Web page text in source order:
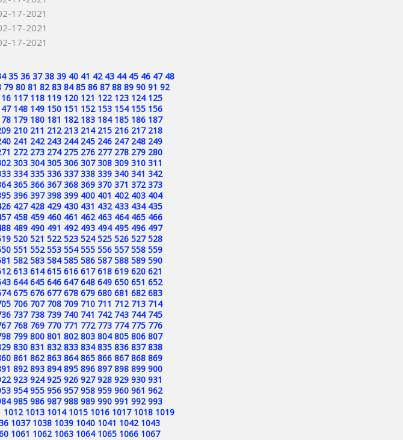
17-2021
17-2021
17-2021
35 36 37 38 39 40 41 42 43 44 45 46 47 48
79 80 81 82 83 84 85 86 87 88 89 90 91 92
117 118 119 120 121 122 123 124 125
148 149 150 151 152 153 154 155 156
179 180 181 182 183 184 185 186 187
210 211 212 213 214 215 216 217 218
241 242 243 244 245 246 247 248 249
272 273 274 275 276 277 278 279 280
303 304 305 306 307 308 309 310 311
334 335 336 337 338 339 340 341 342
365 366 367 368 369 370 371 372 373
396 397 398 399 400 401 402 403 404
427 428 429 430 431 432 433 434 435
458 459 460 461 462 463 464 465 466
489 490 491 492 493 494 495 496 497
520 521 522 523 524 525 526 527 528
551 552 553 554 555 556 557 558 559
582 583 584 585 586 587 588 589 590
613 614 615 616 617 618 619 620 621
644 645 646 647 648 649 650 651 652
675 676 677 678 679 680 681 682 683
706 707 708 709 710 711 712 713 714
737 738 739 740 741 742 743 744 745
768 769 770 771 772 773 774 775 776
799 800 801 802 803 804 805 806 807
830 831 832 833 834 835 836 837 838
861 862 863 864 865 866 867 868 869
892 893 894 895 896 897 898 899 900
923 924 925 926 927 928 929 930 931
954 955 956 957 958 959 960 961 962
985 986 987 988 989 990 991 992 993
1012 1013 1014 1015 1016 1017 1018 1019
1037 1038 1039 1040 1041 1042 1043
1061 1062 1063 1064 1065 1066 1067